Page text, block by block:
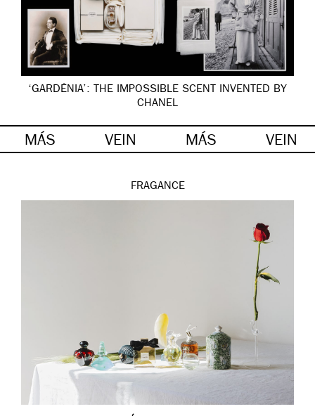
‘GARDÉNIA’: THE IMPOSSIBLE SCENT INVENTED BY
CHANEL
MÁS VEIN MÁS VEIN
FRAGANCE